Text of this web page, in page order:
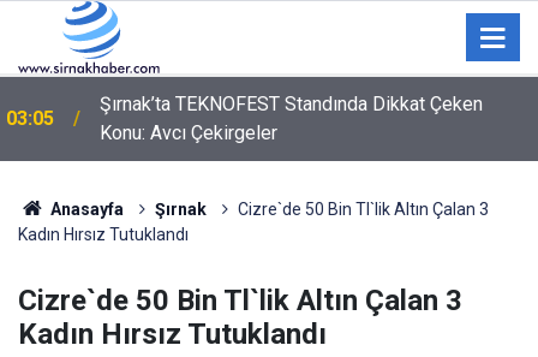
02:00 Kozan'da zincirleme trafik kazası: 2 yaralı
Anasayfa Şırnak
Cizre`de 50 Bin Tl`lik Altın Çalan 3
Kadın Hırsız Tutuklandı
Cizre`de 50 Bin Tl`lik Altın Çalan 3
Kadın Hırsız Tutuklandı